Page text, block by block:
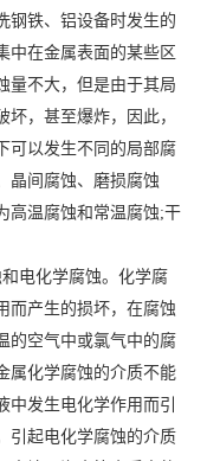
钢铁、铝设备时发生的
中在金属表面的某些区
量不大，但是由于其局
，甚至爆炸，因此，
可以发生不同的局部腐
晶间腐蚀、磨损腐蚀
高温腐蚀和常温腐蚀;干
电化学腐蚀。化学腐
而产生的损坏，在腐蚀
的空气中或氯气中的腐
属化学腐蚀的介质不能
发生电化学作用而引
引起电化学腐蚀的介质